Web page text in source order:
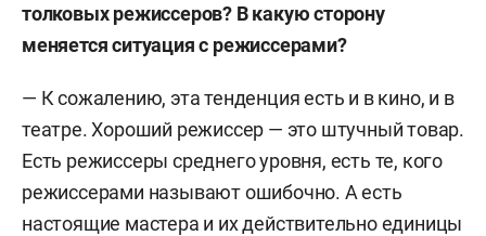
толковых режиссеров? В какую сторону
меняется ситуация с режиссерами?
— К сожалению, эта тенденция есть и в кино, и в
театре. Хороший режиссер — это штучный товар.
Есть режиссеры среднего уровня, есть те, кого
режиссерами называют ошибочно. А есть
настоящие мастера и их действительно единицы